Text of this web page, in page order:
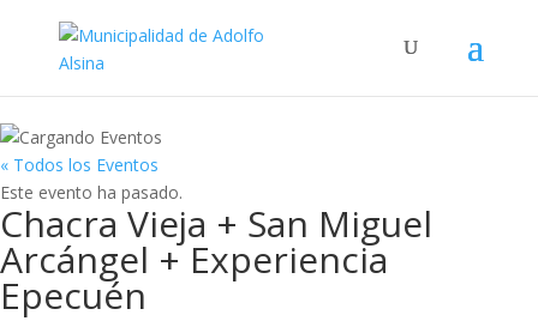
« Todos los Eventos
Este evento ha pasado.
Chacra Vieja + San Miguel
Arcángel + Experiencia
Epecuén